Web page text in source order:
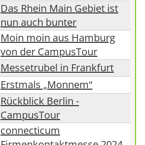
Das Rhein Main Gebiet ist
nun auch bunter
Moin moin aus Hamburg
von der CampusTour
Messetrubel in Frankfurt
Erstmals „Monnem“
Rückblick Berlin -
CampusTour
connecticum